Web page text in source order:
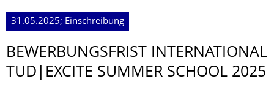
31.05.2025; Einschreibung
BEWERBUNGSFRIST INTERNATIONAL
TUD|EXCITE SUMMER SCHOOL 2025